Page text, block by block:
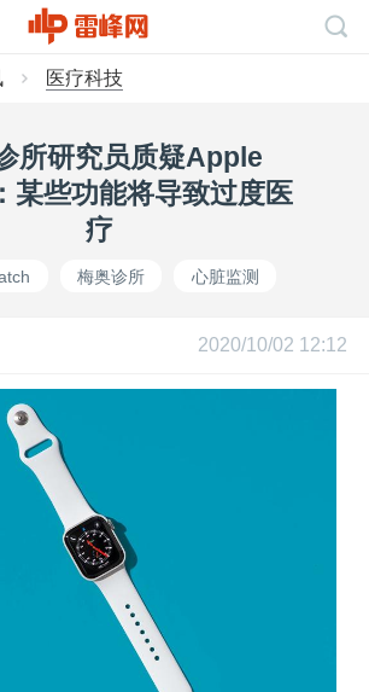
医疗科技
所研究员质疑Apple
某些功能将导致过度医
疗
梅奥诊所 心脏监测
2020/10/02 12:12